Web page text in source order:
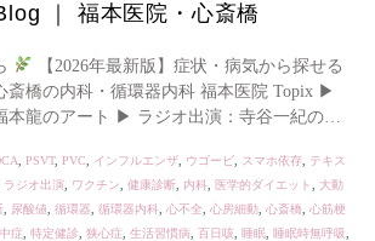
｜ 福本医院・心斎橋
【2026年最新版】症状・病気から探せる
斎橋の内科・循環器内科 福本医院 ‌Topix ▶︎
本龍のアート ▶︎ ラジオ出演：寺谷一紀のま
PSVT, PVC インフルエンザ ウゴービ スマホ依存
テキス
ラジオ出演 ワクチン 健康診断 内科 医学的ダイエット
大動
尿酸値 循環器 循環器内科 心不全 心房細動 心斎橋 心筋梗
症 特定健診 狭心症 生活習慣病 百日咳 睡眠 睡眠時無呼吸